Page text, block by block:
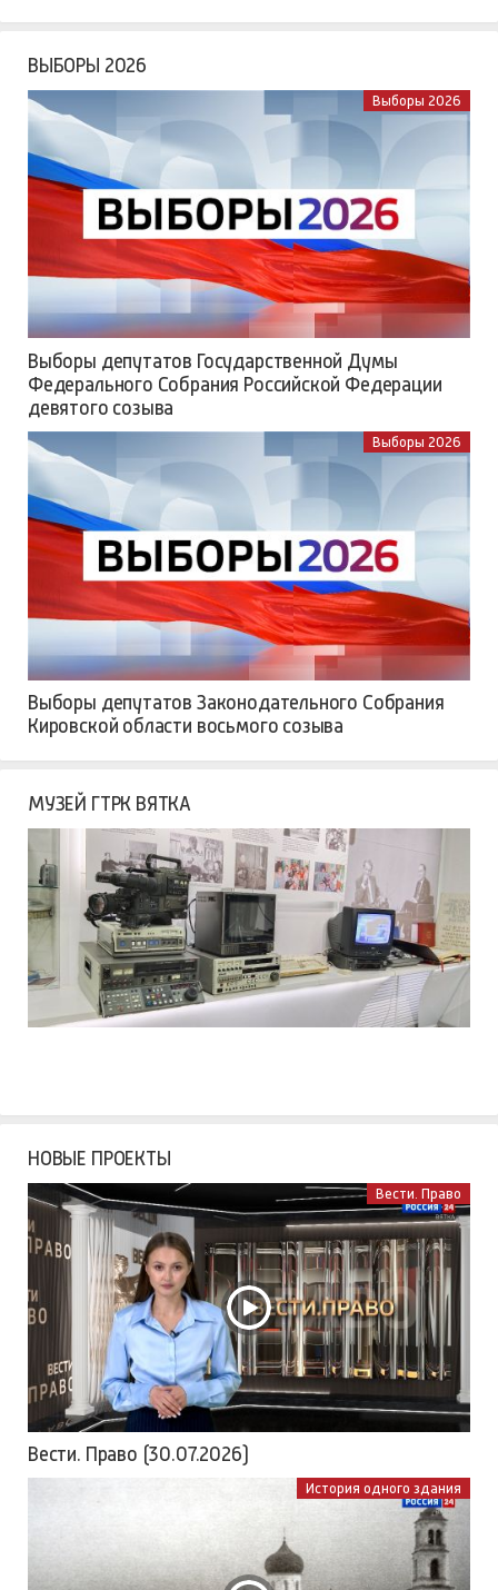
ВЫБОРЫ 2026
Выборы 2026
Выборы депутатов Государственной Думы
Федерального Собрания Российской Федерации
девятого созыва
Выборы 2026
Выборы депутатов Законодательного Собрания
Кировской области восьмого созыва
МУЗЕЙ ГТРК ВЯТКА
НОВЫЕ ПРОЕКТЫ
Вести. Право
Вести. Право (30.07.2026)
История одного здания